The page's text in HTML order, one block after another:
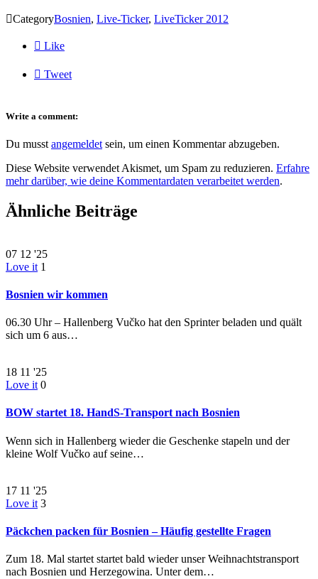
CategoryBosnien, Live-Ticker, LiveTicker 2012
 Like
 Tweet
Write a comment:
Du musst angemeldet sein, um einen Kommentar abzugeben.
Diese Website verwendet Akismet, um Spam zu reduzieren. Erfahre
mehr darüber, wie deine Kommentardaten verarbeitet werden.
Ähnliche Beiträge
07 12 '25
Love it 1
Bosnien wir kommen
06.30 Uhr – Hallenberg Vučko hat den Sprinter beladen und quält
sich um 6 aus…
18 11 '25
Love it 0
BOW startet 18. HandS-Transport nach Bosnien
Wenn sich in Hallenberg wieder die Geschenke stapeln und der
kleine Wolf Vučko auf seine…
17 11 '25
Love it 3
Päckchen packen für Bosnien – Häufig gestellte Fragen
Zum 18. Mal startet startet bald wieder unser Weihnachtstransport
nach Bosnien und Herzegowina. Unter dem…